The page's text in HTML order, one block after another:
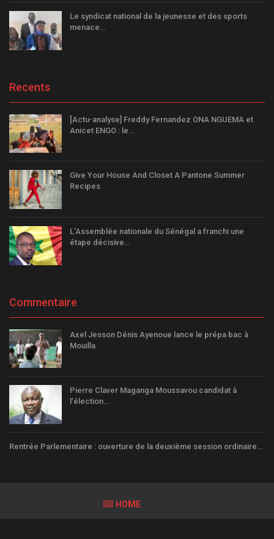
Le syndicat national de la jeunesse et des sports
menace…
Recents
[Actu-analyse] Freddy Fernandez ONA NGUEMA et
Anicet ENGO : le…
Give Your House And Closet A Pantone Summer
Recipes
L’Assemblée nationale du Sénégal a franchi une
étape décisive…
Commentaire
Axel Jesson Dénis Ayenoue lance le prépa bac à
Mouilla
Pierre Claver Maganga Moussavou candidat à
l’élection…
Rentrée Parlementaire : ouverture de la deuxième session ordinaire…
HOME